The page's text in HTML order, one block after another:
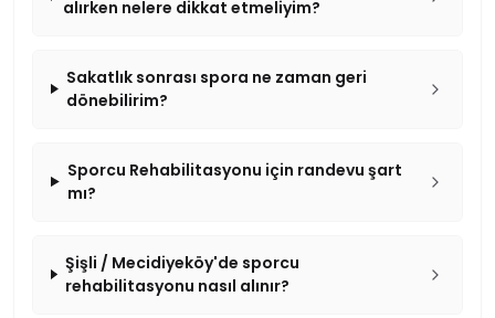
alırken nelere dikkat etmeliyim?
Sakatlık sonrası spora ne zaman geri
dönebilirim?
Sporcu Rehabilitasyonu için randevu şart
mı?
Şişli / Mecidiyeköy'de sporcu
rehabilitasyonu nasıl alınır?